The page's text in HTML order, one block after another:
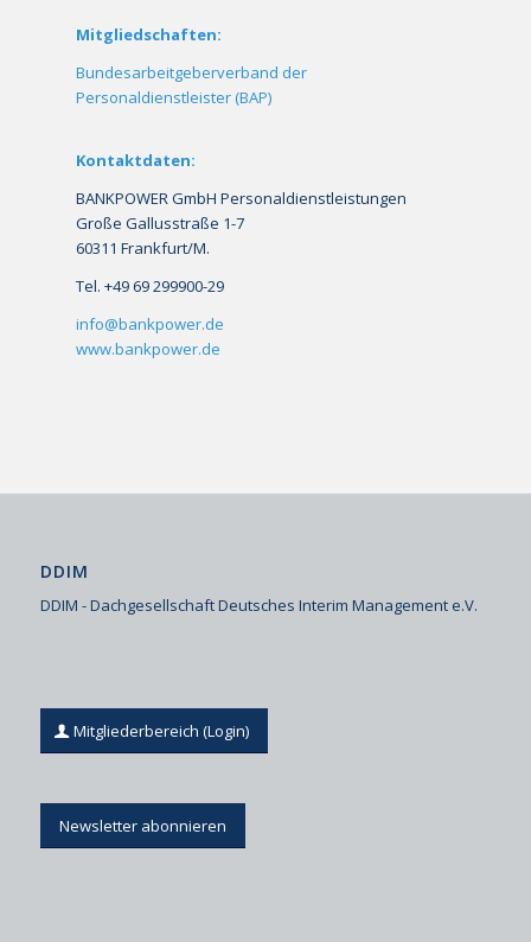
Mitgliedschaften:
Bundesarbeitgeberverband der
Personaldienstleister (BAP)
Kontaktdaten:
BANKPOWER GmbH Personaldienstleistungen
Große Gallusstraße 1-7
60311 Frankfurt/M.
Tel. +49 69 299900-29
info@bankpower.de
www.bankpower.de
DDIM
DDIM - Dachgesellschaft Deutsches Interim Management e.V.
Mitgliederbereich (Login)
Newsletter abonnieren